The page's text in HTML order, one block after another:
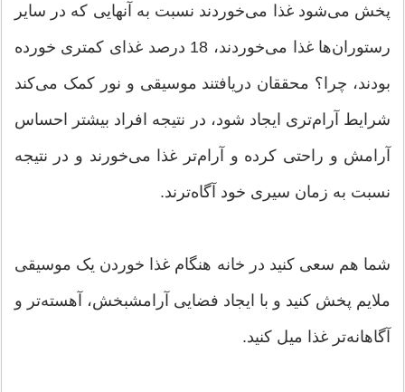
پخش می‌شود غذا می‌خوردند نسبت به آنهایی که در سایر
رستوران‌ها غذا می‌خوردند، 18 درصد غذای کمتری خورده
بودند، چرا؟ محققان دریافتند موسیقی و نور کمک می‌کند
شرایط آرام‌تری ایجاد شود، در نتیجه افراد بیشتر احساس
آرامش و راحتی کرده و آرام‌تر غذا می‌خورند و در نتیجه
نسبت به زمان سیری خود آگاه‌ترند.
شما هم سعی کنید در خانه هنگام غذا خوردن یک موسیقی
ملایم پخش کنید و با ایجاد فضایی آرامشبخش، آهسته‌تر و
آگاهانه‌تر غذا میل کنید.